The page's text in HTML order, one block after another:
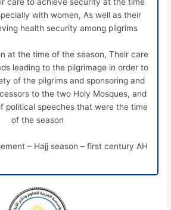
care to achieve security at the time
with women, As well as their
health security among pilgrims,
at the time of the season, Their care
leading to the pilgrimage in order to
of the pilgrims and sponsoring and
to the two Holy Mosques, and
political speeches that were the time
of the season
– Hajj season – first century AH.